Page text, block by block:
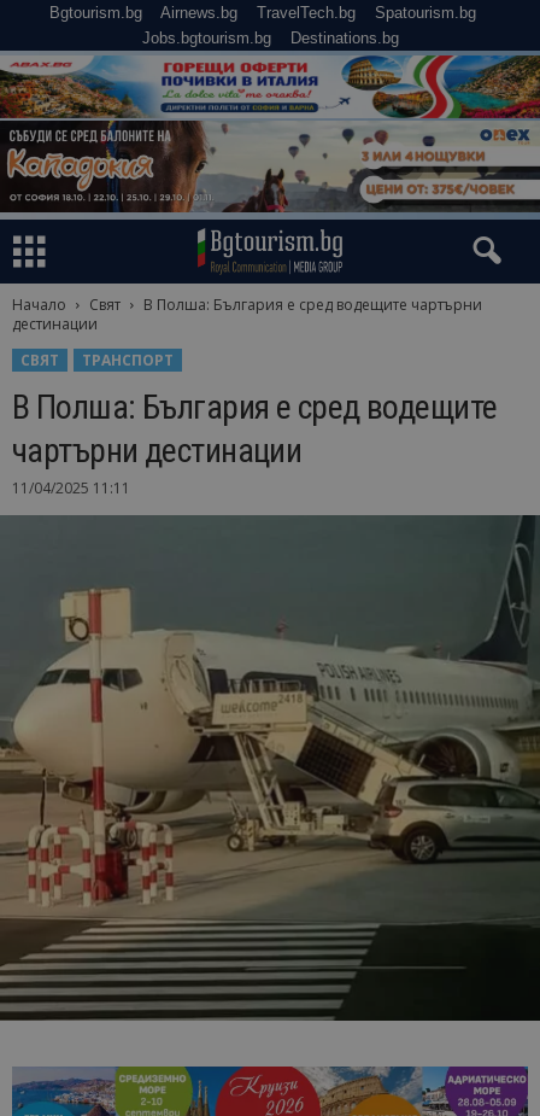
Bgtourism.bg Airnews.bg TravelTech.bg
Spatourism.bg
Jobs.bgtourism.bg
Destinations.bg
Начало Свят
В Полша: България е сред водещите чартърни
дестинации
СВЯТ
ТРАНСПОРТ
В Полша: България е сред водещите
чартърни дестинации
11/04/2025 11:11